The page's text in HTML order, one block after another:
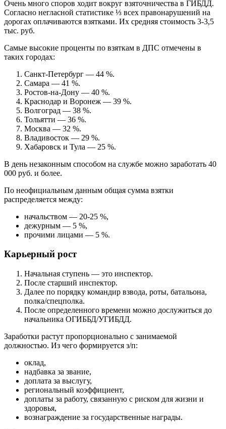
Очень много споров ходит вокруг взяточничества в ГИБДД.
Согласно негласной статистике ⅓ всех правонарушений на
дорогах оплачиваются взятками. Их средняя стоимость 3-3,5
тыс. руб.
Самые высокие проценты по взяткам в ДПС отмечены в
таких городах:
Санкт-Петербург — 44 %.
Самара — 41 %.
Ростов-на-Дону — 40 %.
Краснодар и Воронеж — 39 %.
Волгоград — 38 %.
Тольятти — 36 %.
Москва — 32 %.
Владивосток — 29 %.
Хабаровск и Тула — 25 %.
В день незаконным способом на службе можно заработать 40
000 руб. и более.
По неофициальным данным общая сумма взятки
распределяется между:
начальством — 20-25 %,
дежурным — 5 %,
прочими лицами — 5 %.
Карьерный рост
Начальная ступень — это инспектор.
После старший инспектор.
Далее по порядку командир взвода, роты, батальона,
полка/спецполка.
После определенного времени можно дослужиться до
начальника ОГИББД/УГИБДД.
Заработки растут пропорционально с занимаемой
должностью. Из чего формируется з/п:
оклад,
надбавка за звание,
доплата за выслугу,
региональный коэффициент,
доплаты за работу, связанную с риском для жизни и
здоровья,
вознаграждение за государственные награды.